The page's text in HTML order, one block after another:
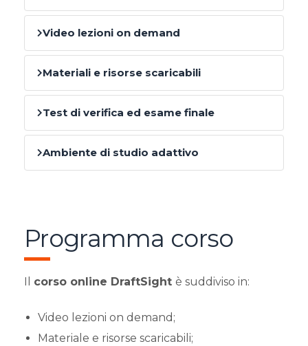
Video lezioni on demand
Materiali e risorse scaricabili
Test di verifica ed esame finale
Ambiente di studio adattivo
Programma corso
corso online DraftSight è suddiviso in:
Video lezioni on demand;
Materiale e risorse scaricabili;